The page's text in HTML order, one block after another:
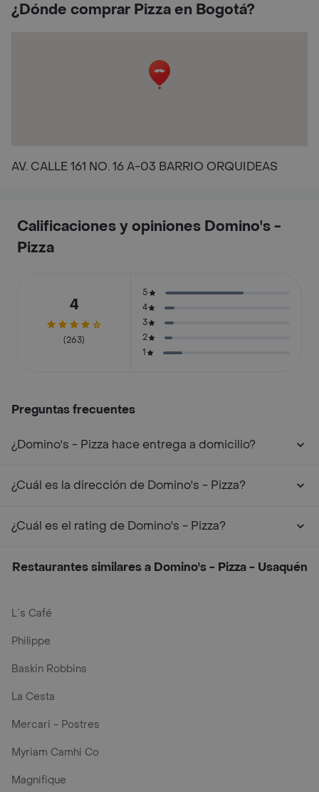
¿Dónde comprar Pizza en Bogotá?
AV. CALLE 161 NO. 16 A-03 BARRIO ORQUIDEAS
Calificaciones y opiniones Domino's -
Pizza
4
(263)
5
4
3
2
1
Preguntas frecuentes
¿Domino's - Pizza hace entrega a domicilio?
¿Cuál es la dirección de Domino's - Pizza?
¿Cuál es el rating de Domino's - Pizza?
Restaurantes similares a Domino's - Pizza - Usaquén
L´s Café
Philippe
Baskin Robbins
La Cesta
Mercari - Postres
Myriam Camhi Co
Magnifique